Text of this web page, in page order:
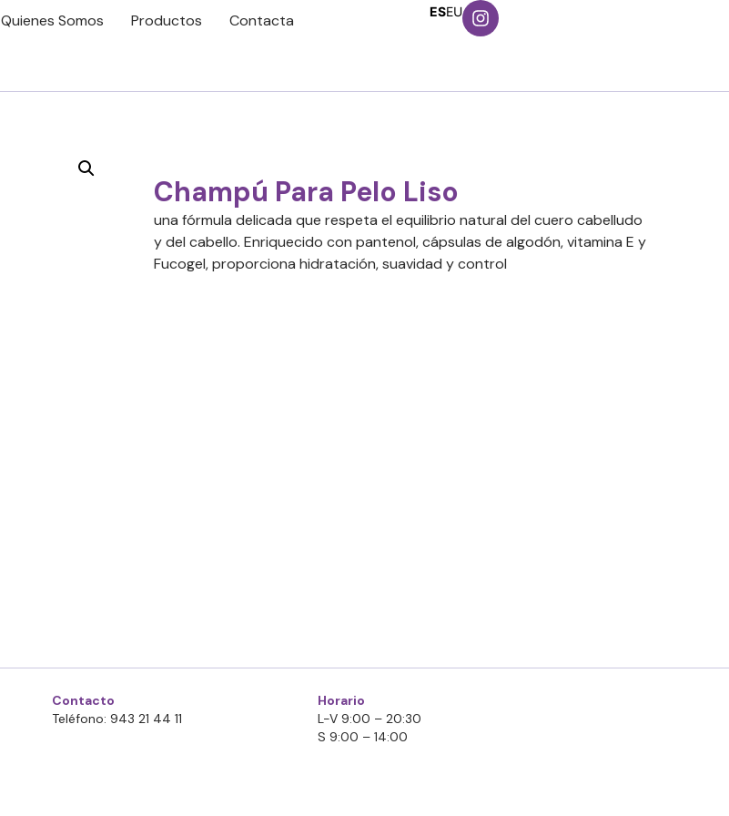
Quienes Somos Productos Contacta ESEU
Champú Para Pelo Liso
una fórmula delicada que respeta el equilibrio natural del cuero cabelludo
y del cabello. Enriquecido con pantenol, cápsulas de algodón, vitamina E y
Fucogel, proporciona hidratación, suavidad y control
Contacto
Teléfono: 943 21 44 11
Horario
L-V 9:00 – 20:30
S 9:00 – 14:00